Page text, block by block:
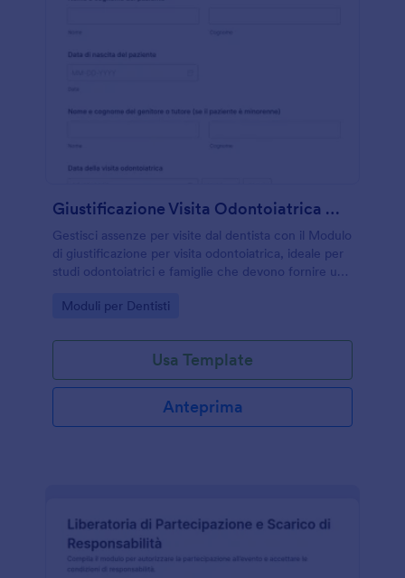
Giustificazione Visita Odontoiatrica Modulo
Gestisci assenze per visite dal dentista con il Modulo
di giustificazione per visita odontoiatrica, ideale per
studi odontoiatrici e famiglie che devono fornire una
Jotform.
Go to Category:
Moduli per Dentisti
Usa Template
Anteprima